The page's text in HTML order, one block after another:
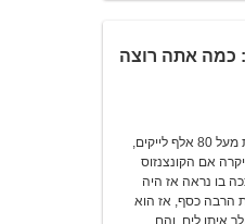
נאום הקואצ’ר 2: כמה אתה רוצה
הנה זה, 12 מיליון צפיות מעל 80 אלף לייקים,
אם הקונצנזוס
בו נראה אז היה
הרבה כסף, אז הוא